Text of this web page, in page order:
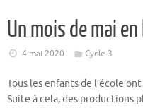
Un mois de mai
4 mai 2020 Cycle 3
Tous les enfants de l’école
Suite à cela, des productions